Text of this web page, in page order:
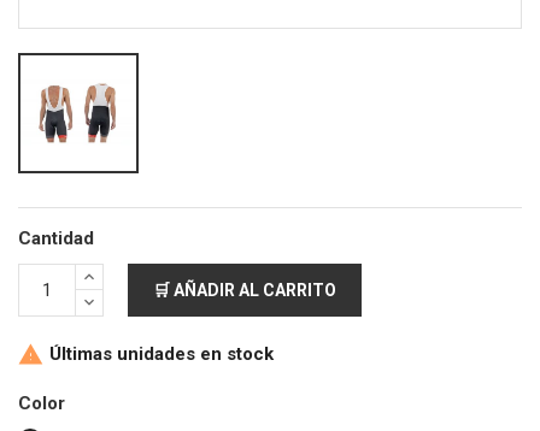
Cantidad
🛒 AÑADIR AL CARRITO
 Últimas unidades en stock
Color